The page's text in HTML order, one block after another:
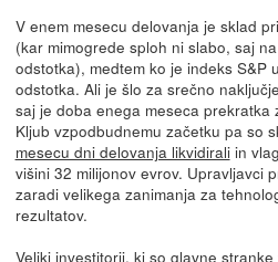
V enem mesecu delovanja je sklad
(kar mimogrede sploh ni slabo, saj
odstotka), medtem ko je indeks S&P
odstotka. Ali je šlo za srečno
saj je doba enega meseca
Kljub vzpodbudnemu začetku pa so
mesecu dni delovanja likvidiraliin
višini 32 milijonov evrov. Upravljavci
zaradi velikega zanimanja za
rezultatov.
Veliki investitorji, ki so glavne